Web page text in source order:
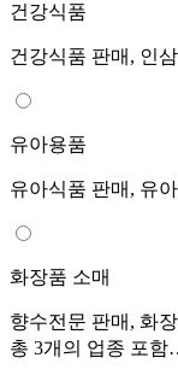
건강식품
건강식품 판매, 인
유아용품
유아식품 판매, 유
화장품 소매
향수전문 판매, 화
총 3개의 업종 포